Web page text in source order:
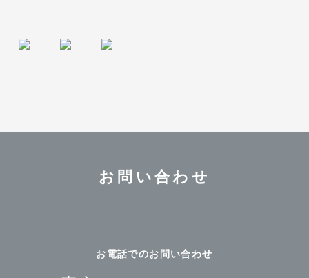
お問い合わせ
お電話でのお問い合わせ